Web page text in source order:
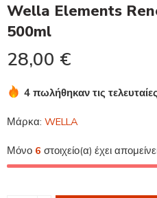
Wella Elements
500ml
28,00 €
4 πωλήθηκαν τις
Μάρκα: WELLA
Μόνο 6 στοιχείο(α) έχει